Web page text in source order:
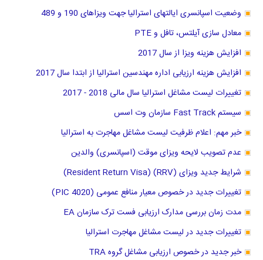
وضعیت اسپانسری ایالتهای استرالیا جهت ویزاهای 190 و 489
معادل سازی آیلتس، تافل و PTE
افزایش هزینه ویزا از سال 2017
افزایش هزینه ارزیابی اداره مهندسین استرالیا از ابتدا سال 2017
تغییرات لیست مشاغل استرالیا سال مالی 2018 - 2017
سیستم Fast Track سازمان وت اسس
خبر مهم: اعلام ظرفیت لیست مشاغل مهاجرت به استرالیا
عدم تصویب لایحه ویزای موقت (اسپانسری) والدین
شرایط جدید ویزای (RRV) (Resident Return Visa)
تغییرات جدید در خصوص معیار منافع عمومی (PIC 4020)
مدت زمان بررسی مدارک ارزیابی فست ترک سازمان EA
تغییرات جدید در لیست مشاغل مهاجرت استرالیا
خبر جدید در خصوص ارزیابی مشاغل گروه TRA